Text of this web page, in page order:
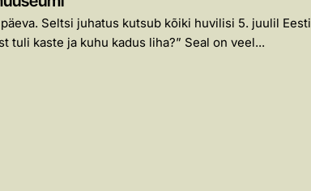
Seltsi juhatus kutsub kõiki huvilisi 5. juulil Eesti
tuli kaste ja kuhu kadus liha?” Seal on veel...